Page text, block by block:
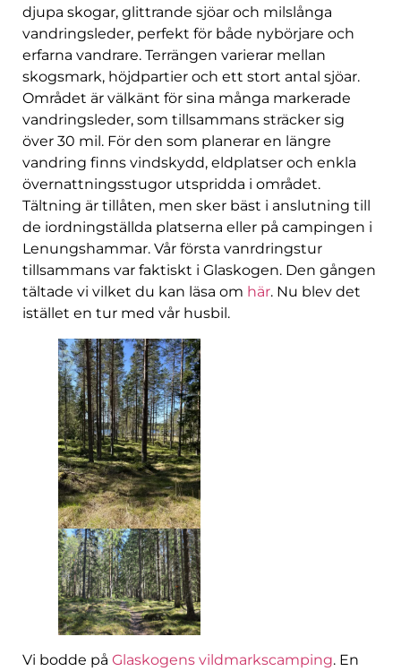
djupa skogar, glittrande sjöar och milslånga
vandringsleder, perfekt för både nybörjare och
erfarna vandrare. Terrängen varierar mellan
skogsmark, höjdpartier och ett stort antal sjöar.
Området är välkänt för sina många markerade
vandringsleder, som tillsammans sträcker sig
över 30 mil. För den som planerar en längre
vandring finns vindskydd, eldplatser och enkla
övernattningsstugor utspridda i området.
Tältning är tillåten, men sker bäst i anslutning till
de iordningställda platserna eller på campingen i
Lenungshammar. Vår första vanrdringstur
tillsammans var faktiskt i Glaskogen. Den gången
tältade vi vilket du kan läsa om här. Nu blev det
istället en tur med vår husbil.
Vi bodde på Glaskogens vildmarkscamping. En